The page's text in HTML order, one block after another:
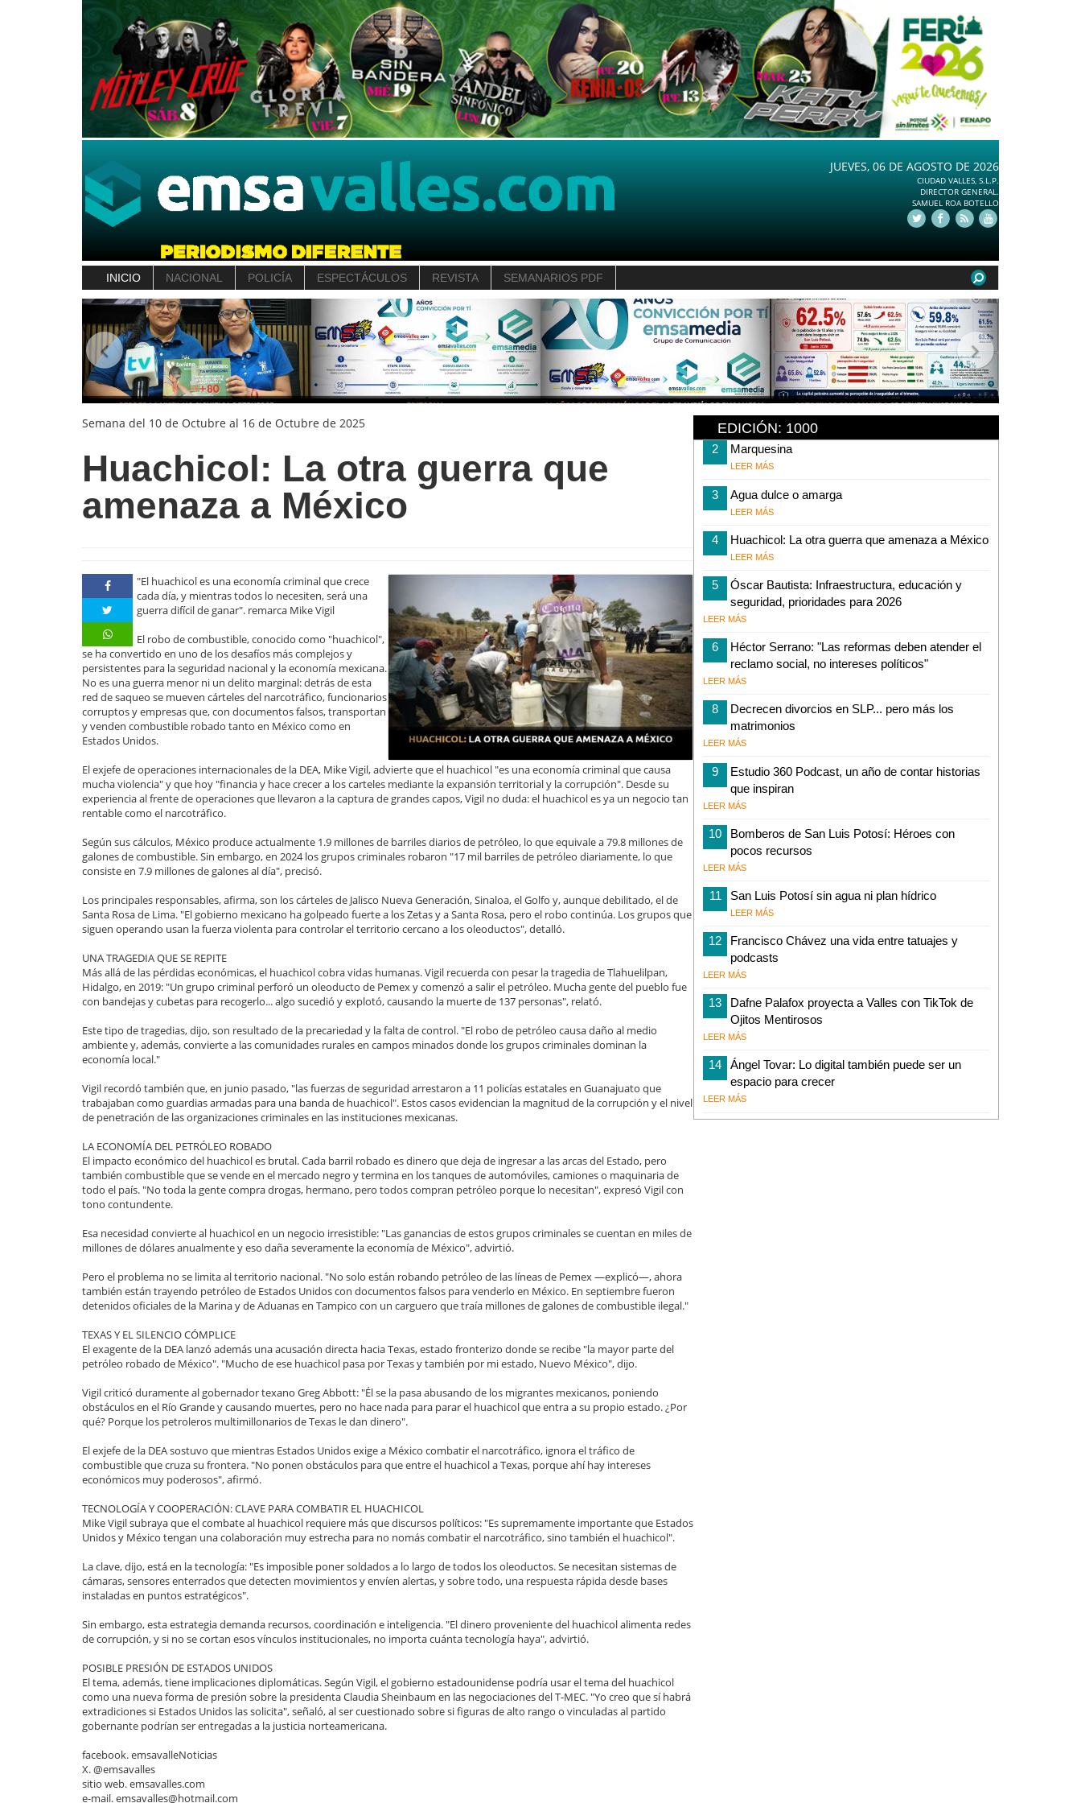
JUEVES, 06 DE AGOSTO DE 2026
CIUDAD VALLES, S.L.P.
DIRECTOR GENERAL.
SAMUEL ROA BOTELLO
INICIO NACIONAL POLICÍA ESPECTÁCULOS REVISTA SEMANARIOS PDF
Semana del 10 de Octubre al 16 de Octubre de 2025
Huachicol: La otra guerra que
amenaza a México
"El huachicol es una economía criminal que crece
cada día, y mientras todos lo necesiten, será una
guerra difícil de ganar". remarca Mike Vigil
El robo de combustible, conocido como "huachicol",
se ha convertido en uno de los desafíos más complejos y
persistentes para la seguridad nacional y la economía mexicana.
No es una guerra menor ni un delito marginal: detrás de esta
red de saqueo se mueven cárteles del narcotráfico, funcionarios
corruptos y empresas que, con documentos falsos, transportan
y venden combustible robado tanto en México como en
Estados Unidos.
El exjefe de operaciones internacionales de la DEA, Mike Vigil, advierte que el huachicol "es una economía criminal que causa
mucha violencia" y que hoy "financia y hace crecer a los carteles mediante la expansión territorial y la corrupción". Desde su
experiencia al frente de operaciones que llevaron a la captura de grandes capos, Vigil no duda: el huachicol es ya un negocio tan
rentable como el narcotráfico.
Según sus cálculos, México produce actualmente 1.9 millones de barriles diarios de petróleo, lo que equivale a 79.8 millones de
galones de combustible. Sin embargo, en 2024 los grupos criminales robaron "17 mil barriles de petróleo diariamente, lo que
consiste en 7.9 millones de galones al día", precisó.
Los principales responsables, afirma, son los cárteles de Jalisco Nueva Generación, Sinaloa, el Golfo y, aunque debilitado, el de
Santa Rosa de Lima. "El gobierno mexicano ha golpeado fuerte a los Zetas y a Santa Rosa, pero el robo continúa. Los grupos que
siguen operando usan la fuerza violenta para controlar el territorio cercano a los oleoductos", detalló.
UNA TRAGEDIA QUE SE REPITE
Más allá de las pérdidas económicas, el huachicol cobra vidas humanas. Vigil recuerda con pesar la tragedia de Tlahuelilpan,
Hidalgo, en 2019: "Un grupo criminal perforó un oleoducto de Pemex y comenzó a salir el petróleo. Mucha gente del pueblo fue
con bandejas y cubetas para recogerlo... algo sucedió y explotó, causando la muerte de 137 personas", relató.
Este tipo de tragedias, dijo, son resultado de la precariedad y la falta de control. "El robo de petróleo causa daño al medio
ambiente y, además, convierte a las comunidades rurales en campos minados donde los grupos criminales dominan la
economía local."
Vigil recordó también que, en junio pasado, "las fuerzas de seguridad arrestaron a 11 policías estatales en Guanajuato que
trabajaban como guardias armadas para una banda de huachicol". Estos casos evidencian la magnitud de la corrupción y el nivel
de penetración de las organizaciones criminales en las instituciones mexicanas.
LA ECONOMÍA DEL PETRÓLEO ROBADO
El impacto económico del huachicol es brutal. Cada barril robado es dinero que deja de ingresar a las arcas del Estado, pero
también combustible que se vende en el mercado negro y termina en los tanques de automóviles, camiones o maquinaria de
todo el país. "No toda la gente compra drogas, hermano, pero todos compran petróleo porque lo necesitan", expresó Vigil con
tono contundente.
Esa necesidad convierte al huachicol en un negocio irresistible: "Las ganancias de estos grupos criminales se cuentan en miles de
millones de dólares anualmente y eso daña severamente la economía de México", advirtió.
Pero el problema no se limita al territorio nacional. "No solo están robando petróleo de las líneas de Pemex —explicó—, ahora
también están trayendo petróleo de Estados Unidos con documentos falsos para venderlo en México. En septiembre fueron
detenidos oficiales de la Marina y de Aduanas en Tampico con un carguero que traía millones de galones de combustible ilegal."
TEXAS Y EL SILENCIO CÓMPLICE
El exagente de la DEA lanzó además una acusación directa hacia Texas, estado fronterizo donde se recibe "la mayor parte del
petróleo robado de México". "Mucho de ese huachicol pasa por Texas y también por mi estado, Nuevo México", dijo.
Vigil criticó duramente al gobernador texano Greg Abbott: "Él se la pasa abusando de los migrantes mexicanos, poniendo
obstáculos en el Río Grande y causando muertes, pero no hace nada para parar el huachicol que entra a su propio estado. ¿Por
qué? Porque los petroleros multimillonarios de Texas le dan dinero".
El exjefe de la DEA sostuvo que mientras Estados Unidos exige a México combatir el narcotráfico, ignora el tráfico de
combustible que cruza su frontera. "No ponen obstáculos para que entre el huachicol a Texas, porque ahí hay intereses
económicos muy poderosos", afirmó.
TECNOLOGÍA Y COOPERACIÓN: CLAVE PARA COMBATIR EL HUACHICOL
Mike Vigil subraya que el combate al huachicol requiere más que discursos políticos: "Es supremamente importante que Estados
Unidos y México tengan una colaboración muy estrecha para no nomás combatir el narcotráfico, sino también el huachicol".
La clave, dijo, está en la tecnología: "Es imposible poner soldados a lo largo de todos los oleoductos. Se necesitan sistemas de
cámaras, sensores enterrados que detecten movimientos y envíen alertas, y sobre todo, una respuesta rápida desde bases
instaladas en puntos estratégicos".
Sin embargo, esta estrategia demanda recursos, coordinación e inteligencia. "El dinero proveniente del huachicol alimenta redes
de corrupción, y si no se cortan esos vínculos institucionales, no importa cuánta tecnología haya", advirtió.
POSIBLE PRESIÓN DE ESTADOS UNIDOS
El tema, además, tiene implicaciones diplomáticas. Según Vigil, el gobierno estadounidense podría usar el tema del huachicol
como una nueva forma de presión sobre la presidenta Claudia Sheinbaum en las negociaciones del T-MEC. "Yo creo que sí habrá
extradiciones si Estados Unidos las solicita", señaló, al ser cuestionado sobre si figuras de alto rango o vinculadas al partido
gobernante podrían ser entregadas a la justicia norteamericana.
facebook. emsavalleNoticias
X. @emsavalles
sitio web. emsavalles.com
e-mail. emsavalles@hotmail.com
EDICIÓN: 1000
2 Marquesina
LEER MÁS
3 Agua dulce o amarga
LEER MÁS
4 Huachicol: La otra guerra que amenaza a México
LEER MÁS
5
Óscar Bautista: Infraestructura, educación y
seguridad, prioridades para 2026
LEER MÁS
6
Héctor Serrano: "Las reformas deben atender el
reclamo social, no intereses políticos"
LEER MÁS
8
Decrecen divorcios en SLP... pero más los
matrimonios
LEER MÁS
9
Estudio 360 Podcast, un año de contar historias
que inspiran
LEER MÁS
10
Bomberos de San Luis Potosí: Héroes con
pocos recursos
LEER MÁS
11 San Luis Potosí sin agua ni plan hídrico
LEER MÁS
12
Francisco Chávez una vida entre tatuajes y
podcasts
LEER MÁS
13
Dafne Palafox proyecta a Valles con TikTok de
Ojitos Mentirosos
LEER MÁS
14
Ángel Tovar: Lo digital también puede ser un
espacio para crecer
LEER MÁS